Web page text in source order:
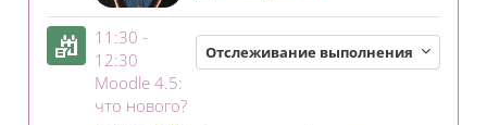
11:30 -
12:30
Moodle 4.5:
что нового?Занятие 3KL
Отслеживание выполнения